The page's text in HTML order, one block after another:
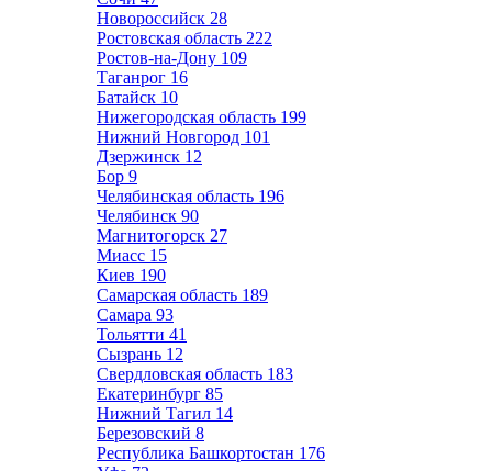
Новороссийск 28
Ростовская область 222
Ростов-на-Дону 109
Таганрог 16
Батайск 10
Нижегородская область 199
Нижний Новгород 101
Дзержинск 12
Бор 9
Челябинская область 196
Челябинск 90
Магнитогорск 27
Миасс 15
Киев 190
Самарская область 189
Самара 93
Тольятти 41
Сызрань 12
Свердловская область 183
Екатеринбург 85
Нижний Тагил 14
Березовский 8
Республика Башкортостан 176